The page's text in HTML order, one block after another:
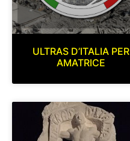
ULTRAS D’ITALIA PER
AMATRICE